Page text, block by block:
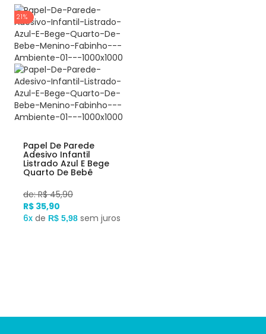
21%
Papel De Parede
Adesivo Infantil
Listrado Azul E Bege
Quarto De Bebê
de: R$ 45,90
R$ 35,90
6x de R$ 5,98 sem juros